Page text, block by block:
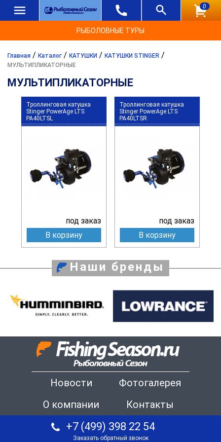
0
РЫБОЛОВНЫЕ ТУРЫ
Главная / Каталог / КАТУШКИ / КАТУШКИ STINGER /
МУЛЬТИПЛИКАТОРНЫЕ
МУЛЬТИПЛИКАТОРНЫЕ
Троллинговая катушка
Stinger PowerAge LTS
PA40LTSL
под заказ
В корзину
Троллинговая катушка
Stinger PowerAge LTS
PA40LTSR
под заказ
В корзину
Наши бренды
Новости
Фотогалерея
О компании
Контакты
+7 (499) 398 22 54
Заказать обратный звонок